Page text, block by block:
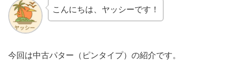
こんにちは、ヤッシーです！
今回は中古パター（ピンタイプ）の紹介です。